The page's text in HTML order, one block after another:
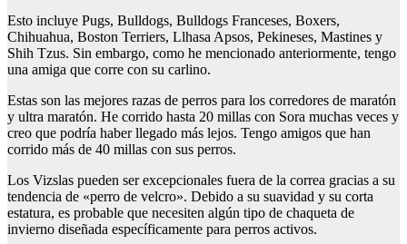
Esto incluye Pugs, Bulldogs, Bulldogs Franceses, Boxers,
Chihuahua, Boston Terriers, Llhasa Apsos, Pekineses, Mastines y
Shih Tzus. Sin embargo, como he mencionado anteriormente, tengo
una amiga que corre con su carlino.
Estas son las mejores razas de perros para los corredores de maratón
y ultra maratón. He corrido hasta 20 millas con Sora muchas veces y
creo que podría haber llegado más lejos. Tengo amigos que han
corrido más de 40 millas con sus perros.
Los Vizslas pueden ser excepcionales fuera de la correa gracias a su
tendencia de «perro de velcro». Debido a su suavidad y su corta
estatura, es probable que necesiten algún tipo de chaqueta de
invierno diseñada específicamente para perros activos.